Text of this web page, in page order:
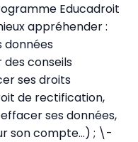
Educadroit
appréhender :
conseils
ses droits
de rectification,
ses données,
son compte…) ; \-